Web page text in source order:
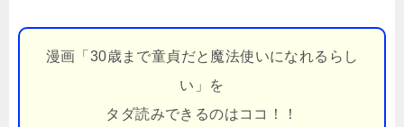
漫画「30歳まで童貞だと魔法使いになれるらし
い」を
タダ読みできるのはココ！！